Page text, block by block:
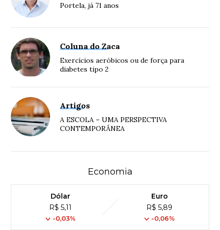
Portela, já 71 anos
Coluna do Zaca
Exercícios aeróbicos ou de força para
diabetes tipo 2
Artigos
A ESCOLA – UMA PERSPECTIVA
CONTEMPORÂNEA
Economia
Dólar
R$ 5,11
-0,03%
Euro
R$ 5,89
-0,06%